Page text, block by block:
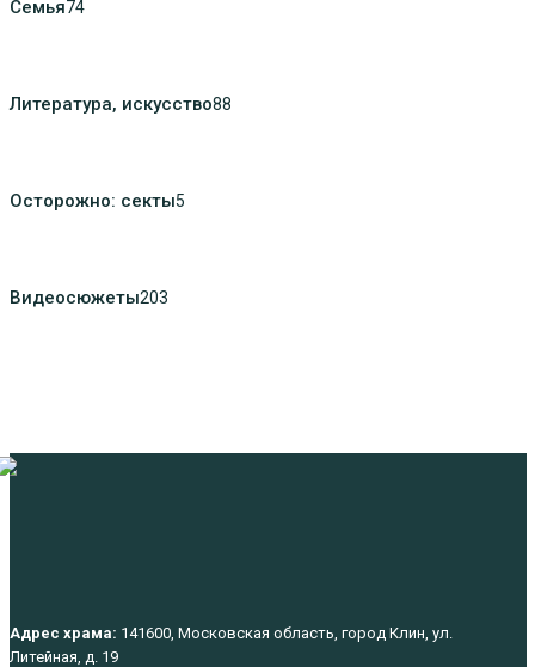
Семья74
Литература, искуcство88
Осторожно: секты5
Видеосюжеты203
Адрес храма: 141600, Московская область, город Клин, ул.
Литейная, д. 19